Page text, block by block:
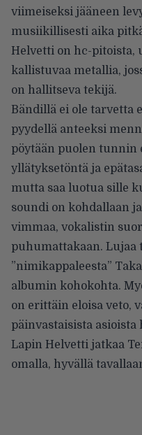
viimeiseksi jääneen
musiikillisesti aika
Helvetti on hc-pitoista,
kallistuvaa metallia,
on hallitseva tekijä.
Bändillä ei ole tarvetta
pyydellä anteeksi
pöytään puolen tunnin
yllätyksetöntä ja
mutta saa luotua sille
soundi on kohdallaan
vimmaa, vokalistin
puhumattakaan. Lujaa
”nimikappaleesta”
albumin kohokohta.
on erittäin eloisa veto,
päinvastaisista
Lapin Helvetti jatkaa
omalla, hyvällä